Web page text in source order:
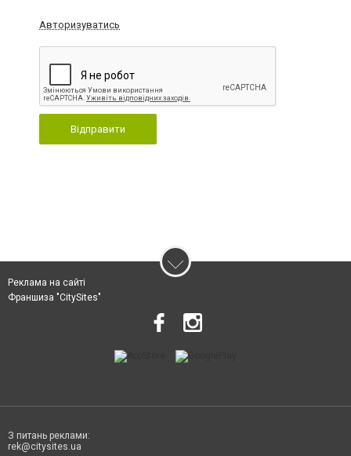
Авторизуватись
Відправити
Реклама на сайті
Франшиза "CitySites"
З питань реклами:
rek@citysites.ua